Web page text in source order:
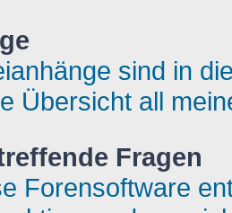
sind in
Übersicht all
Fragen
Forensoftware